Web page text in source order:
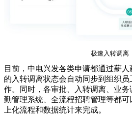
极速入转调离
目前，中电兴发各类申请都通过薪
的入转调离状态会自动同步到组织
作。同时，各审批、入转调离、业
勤管理系统、全流程招聘管理等都
上化流程和数据统计来完成。